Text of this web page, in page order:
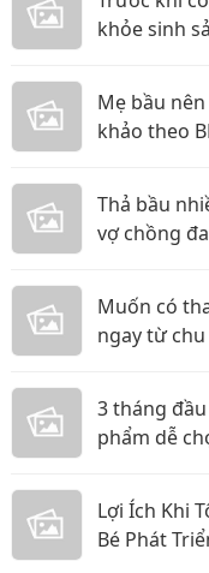
khỏe sinh
Mẹ bầu
khảo theo
Thả bầu
vợ chồng
Muốn có
ngay từ chu
3 tháng
phẩm dễ
Lợi Ích Khi
Bé Phát